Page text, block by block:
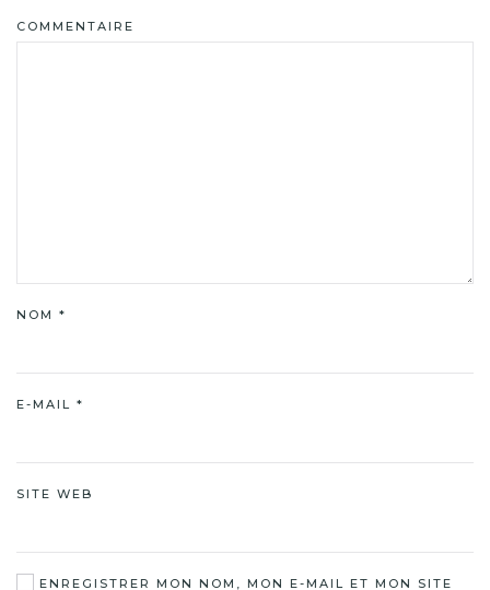
COMMENTAIRE
NOM *
E-MAIL *
SITE WEB
ENREGISTRER MON NOM, MON E-MAIL ET MON SITE